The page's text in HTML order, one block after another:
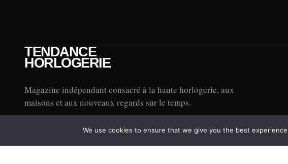
TENDANCE
HORLOGERIE
Magazine indépendant consacré à la haute horlogerie, aux
maisons et aux nouveaux regards sur le temps.
We use cookies to ensure that we give you the best